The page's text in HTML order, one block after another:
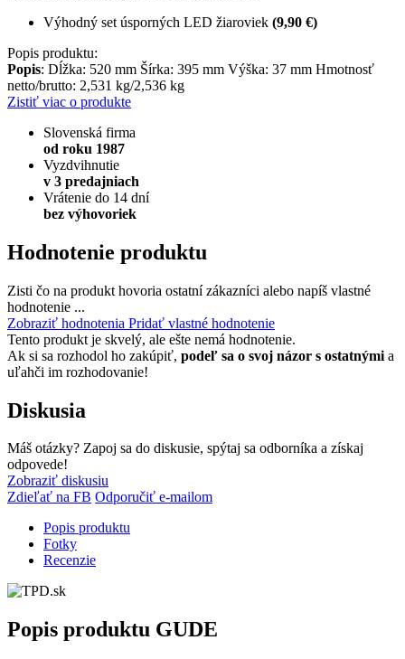
Výhodný set úsporných LED žiaroviek (9,90 €)
Popis produktu:
Popis: Dĺžka: 520 mm Šírka: 395 mm Výška: 37 mm Hmotnosť
netto/brutto: 2,531 kg/2,536 kg
Zistiť viac o produkte
Slovenská firma
od roku 1987
Vyzdvihnutie
v 3 predajniach
Vrátenie do 14 dní
bez výhovoriek
Hodnotenie produktu
Zisti čo na produkt hovoria ostatní zákazníci alebo napíš vlastné
hodnotenie ...
Zobraziť hodnotenia Pridať vlastné hodnotenie
Tento produkt je skvelý, ale ešte nemá hodnotenie.
Ak si sa rozhodol ho zakúpiť, podeľ sa o svoj názor s ostatnými a
uľahči im rozhodovanie!
Diskusia
Máš otázky? Zapoj sa do diskusie, spýtaj sa odborníka a získaj
odpovede!
Zobraziť diskusiu
Zdieľať na FB Odporučiť e-mailom
Popis produktu
Fotky
Recenzie
Popis produktu GUDE